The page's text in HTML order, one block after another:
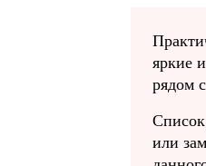
яркие
рядом
или